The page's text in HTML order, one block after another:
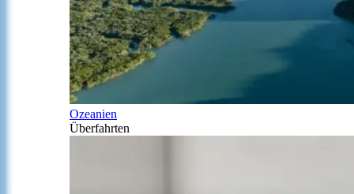
Ozeanien
Überfahrten